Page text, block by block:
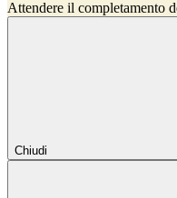
Attendere il completamento
Chiudi